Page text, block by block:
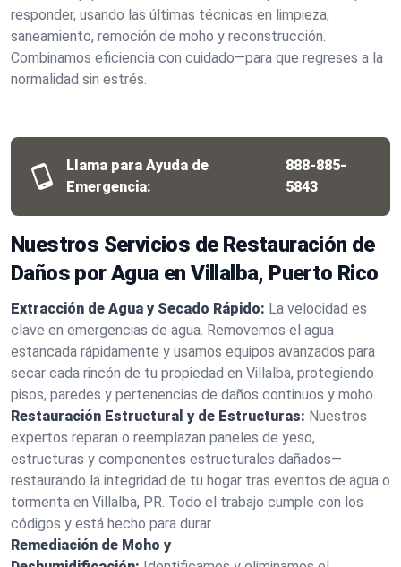
responder, usando las últimas técnicas en limpieza,
saneamiento, remoción de moho y reconstrucción.
Combinamos eficiencia con cuidado—para que regreses a la
normalidad sin estrés.
Llama para Ayuda de
Emergencia:
888-885-
5843
Nuestros Servicios de Restauración de
Daños por Agua en Villalba, Puerto Rico
Extracción de Agua y Secado Rápido: La velocidad es
clave en emergencias de agua. Removemos el agua
estancada rápidamente y usamos equipos avanzados para
secar cada rincón de tu propiedad en Villalba, protegiendo
pisos, paredes y pertenencias de daños continuos y moho.
Restauración Estructural y de Estructuras: Nuestros
expertos reparan o reemplazan paneles de yeso,
estructuras y componentes estructurales dañados—
restaurando la integridad de tu hogar tras eventos de agua o
tormenta en Villalba, PR. Todo el trabajo cumple con los
códigos y está hecho para durar.
Remediación de Moho y